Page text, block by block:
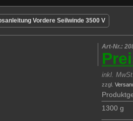
Vordere Seilwinde 3500 V
Art-Nr.:
inkl.
zzgl.
1300 g